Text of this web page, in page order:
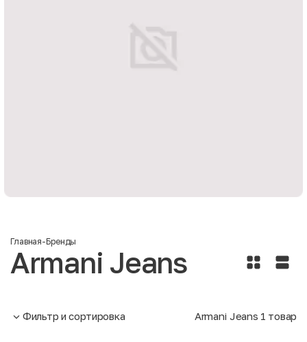
Главная-Бренды
Armani Jeans
Фильтр и сортировка Armani Jeans 1 товар